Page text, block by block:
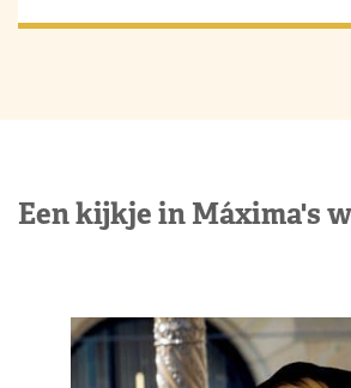
Een kijkje in Máxima's